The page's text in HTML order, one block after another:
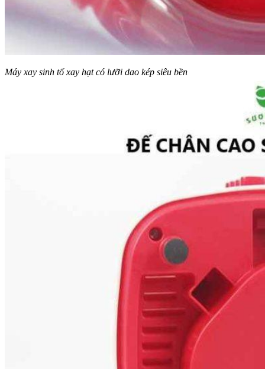
Máy xay sinh tố xay hạt có lưỡi dao kép siêu bền